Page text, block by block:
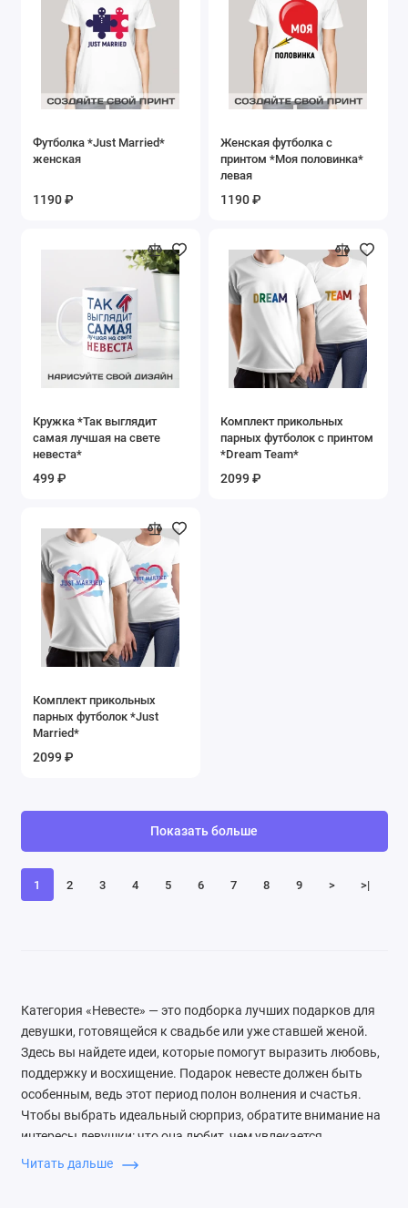
Футболка *Just Married*
женская
1190 ₽
Женская футболка с
принтом *Моя половинка*
левая
1190 ₽
Кружка *Так выглядит
самая лучшая на свете
невеста*
499 ₽
Комплект прикольных
парных футболок с принтом
*Dream Team*
2099 ₽
Комплект прикольных
парных футболок *Just
Married*
2099 ₽
1 2 3 4 5 6 7 8 9 > >|
Показать больше
Категория «Невесте» — это подборка лучших подарков для
девушки, готовящейся к свадьбе или уже ставшей женой.
Здесь вы найдете идеи, которые помогут выразить любовь,
поддержку и восхищение. Подарок невесте должен быть
особенным, ведь этот период полон волнения и счастья.
Чтобы выбрать идеальный сюрприз, обратите внимание на
интересы девушки: что она любит, чем увлекается.
Универсальным вариантом станут персонализированные
Читать дальше